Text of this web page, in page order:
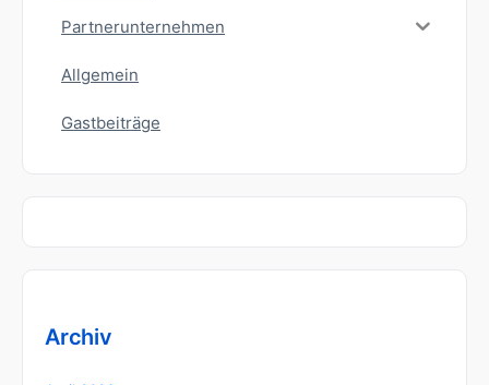
Partnerunternehmen
Allgemein
Gastbeiträge
Archiv